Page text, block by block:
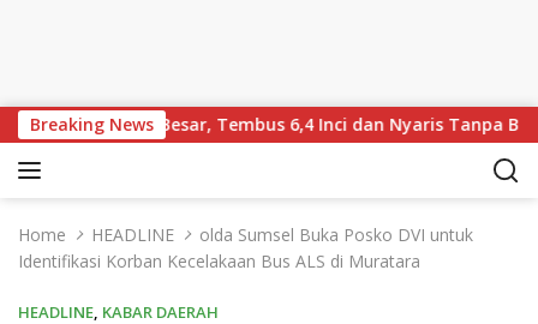
Breaking News
Lebih Besar, Tembus 6,4 Inci dan Nyaris Tanpa Bezel
Home HEADLINE
olda Sumsel Buka Posko DVI untuk
Identifikasi Korban Kecelakaan Bus ALS di Muratara
HEADLINE, KABAR DAERAH